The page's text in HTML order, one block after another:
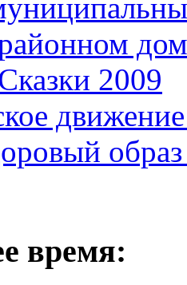
2009
время: